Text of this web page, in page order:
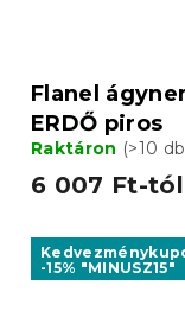
Flanel
ERDŐ piros
Raktáron (>10
6 007 Ft-tól
-15% "MINUSZ15"